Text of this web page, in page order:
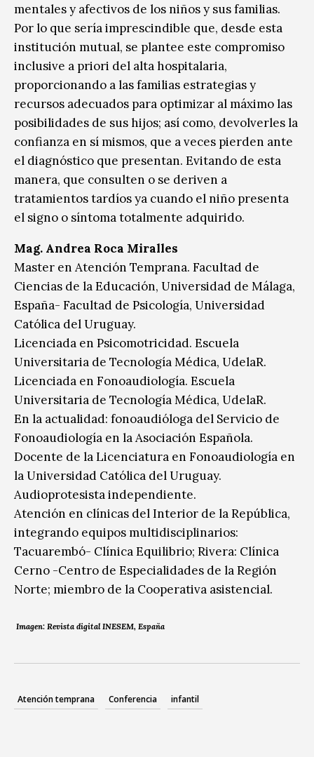
mentales y afectivos de los niños y sus familias.
Por lo que sería imprescindible que, desde esta
institución mutual, se plantee este compromiso
inclusive a priori del alta hospitalaria,
proporcionando a las familias estrategias y
recursos adecuados para optimizar al máximo las
posibilidades de sus hijos; así como, devolverles la
confianza en sí mismos, que a veces pierden ante
el diagnóstico que presentan. Evitando de esta
manera, que consulten o se deriven a
tratamientos tardíos ya cuando el niño presenta
el signo o síntoma totalmente adquirido.
Mag. Andrea Roca Miralles
Master en Atención Temprana. Facultad de
Ciencias de la Educación, Universidad de Málaga,
España- Facultad de Psicología, Universidad
Católica del Uruguay.
Licenciada en Psicomotricidad. Escuela
Universitaria de Tecnología Médica, UdelaR.
Licenciada en Fonoaudiología. Escuela
Universitaria de Tecnología Médica, UdelaR.
En la actualidad: fonoaudióloga del Servicio de
Fonoaudiología en la Asociación Española.
Docente de la Licenciatura en Fonoaudiología en
la Universidad Católica del Uruguay.
Audioprotesista independiente.
Atención en clínicas del Interior de la República,
integrando equipos multidisciplinarios:
Tacuarembó- Clínica Equilibrio; Rivera: Clínica
Cerno -Centro de Especialidades de la Región
Norte; miembro de la Cooperativa asistencial.
Imagen: Revista digital INESEM, España
Atención temprana Conferencia infantil